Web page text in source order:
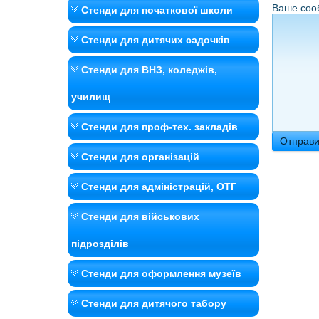
Стенди для початкової школи
Стенди для дитячих садочків
Стенди для ВНЗ, коледжів,
училищ
Стенди для проф-тех. закладів
Стенди для організацій
Стенди для адміністрацій, ОТГ
Стенди для військових
підрозділів
Стенди для оформлення музеїв
Стенди для дитячого табору
Ваше